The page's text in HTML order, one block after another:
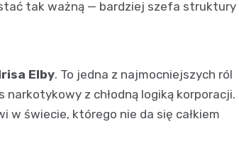
tak ważną — bardziej szefa struktury
Elby. To jedna z najmocniejszych ról
narkotykowy z chłodną logiką korporacji.
w świecie, którego nie da się całkiem